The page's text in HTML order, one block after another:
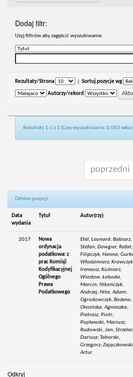
Dodaj filtr:
Uzyj filtrów aby zagęścić wyszukiwanie.
Rezultaty/Strona Sortuj pozycje wg
Autorzy/rekord
Rezultaty 1-1 z 1 (Czas wyszukiwania: 0.003
poprzedni
Odsłon pozycji:
Data
wydania
Tytuł Autor(rzy)
2017
Nowa
ordynacja
podatkowa: z
prac Komisji
Kodyfikacyjnej
Ogólnego
Prawa
Podatkowego
Etel, Leonard; Babiarz,
Stefan; Dowgier, Rafał;
Filipczyk, Hanna;
Włodzimierz;
Ireneusz; Kuśnierz,
Wiesław; Łoboda,
Marcin; Nikończyk,
Andrzej; Nita, Adam;
Ogrodowczyk, Bożena;
Olesińska, Agnieszka;
Pietrasz, Piotr;
Popławski, Mariusz;
Rudowski, Jan;
Dariusz; Taborski,
Grzegorz;
Artur
Odkryj